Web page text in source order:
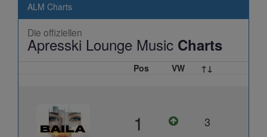
ALM Charts
Die offiziellen
Apresski Lounge Music Charts
Pos VW ↑↓
1 3